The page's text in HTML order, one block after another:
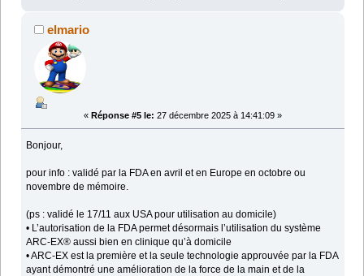
elmario
« Réponse #5 le: 27 décembre 2025 à 14:41:09 »
Bonjour,
pour info : validé par la FDA en avril et en Europe en octobre ou
novembre de mémoire.
(ps : validé le 17/11 aux USA pour utilisation au domicile)
• L’autorisation de la FDA permet désormais l’utilisation du système
ARC-EX® aussi bien en clinique qu’à domicile
• ARC-EX est la première et la seule technologie approuvée par la FDA
ayant démontré une amélioration de la force de la main et de la